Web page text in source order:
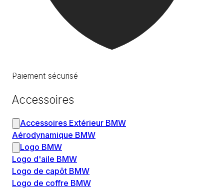
Paiement sécurisé
Accessoires
Accessoires Extérieur BMW
Aérodynamique BMW
Logo BMW
Logo d'aile BMW
Logo de capôt BMW
Logo de coffre BMW